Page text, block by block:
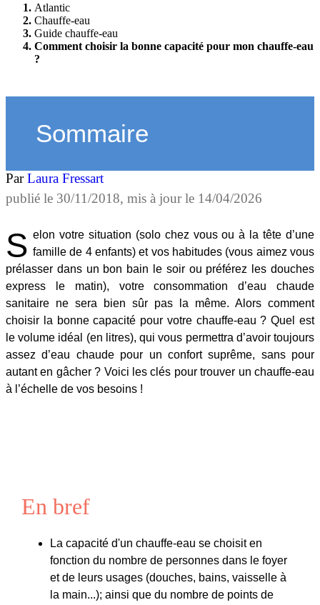
Atlantic
Chauffe-eau
Guide chauffe-eau
Comment choisir la bonne capacité pour mon chauffe-eau
?
Sommaire
ParLaura Fressart
publié le 30/11/2018, mis à jour le 14/04/2026
S elon votre situation (solo chez vous ou à la tête d’une
famille de 4 enfants) et vos habitudes (vous aimez vous
prélasser dans un bon bain le soir ou préférez les douches
express le matin), votre consommation d’eau chaude
sanitaire ne sera bien sûr pas la même. Alors comment
choisir la bonne capacité pour votre chauffe-eau ? Quel est
le volume idéal (en litres), qui vous permettra d’avoir toujours
assez d’eau chaude pour un confort suprême, sans pour
autant en gâcher ? Voici les clés pour trouver un chauffe-eau
à l’échelle de vos besoins !
En bref
La capacité d'un chauffe-eau se choisit en
fonction du nombre de personnes dans le foyer
et de leurs usages (douches, bains, vaisselle à
la main...); ainsi que du nombre de points de